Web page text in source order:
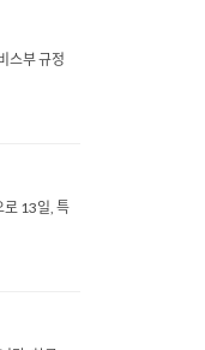
스부 규정
로 13일, 특